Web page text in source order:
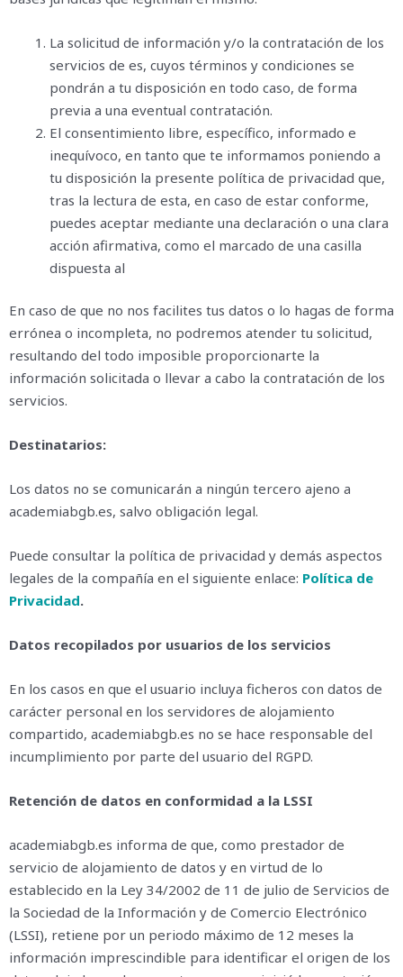
La solicitud de información y/o la contratación de los
servicios de es, cuyos términos y condiciones se
pondrán a tu disposición en todo caso, de forma
previa a una eventual contratación.
El consentimiento libre, específico, informado e
inequívoco, en tanto que te informamos poniendo a
tu disposición la presente política de privacidad que,
tras la lectura de esta, en caso de estar conforme,
puedes aceptar mediante una declaración o una clara
acción afirmativa, como el marcado de una casilla
dispuesta al
En caso de que no nos facilites tus datos o lo hagas de forma
errónea o incompleta, no podremos atender tu solicitud,
resultando del todo imposible proporcionarte la
información solicitada o llevar a cabo la contratación de los
servicios.
Destinatarios:
Los datos no se comunicarán a ningún tercero ajeno a
academiabgb.es, salvo obligación legal.
Puede consultar la política de privacidad y demás aspectos
legales de la compañía en el siguiente enlace: Política de
Privacidad.
Datos recopilados por usuarios de los servicios
En los casos en que el usuario incluya ficheros con datos de
carácter personal en los servidores de alojamiento
compartido, academiabgb.es no se hace responsable del
incumplimiento por parte del usuario del RGPD.
Retención de datos en conformidad a la LSSI
academiabgb.es informa de que, como prestador de
servicio de alojamiento de datos y en virtud de lo
establecido en la Ley 34/2002 de 11 de julio de Servicios de
la Sociedad de la Información y de Comercio Electrónico
(LSSI), retiene por un periodo máximo de 12 meses la
información imprescindible para identificar el origen de los